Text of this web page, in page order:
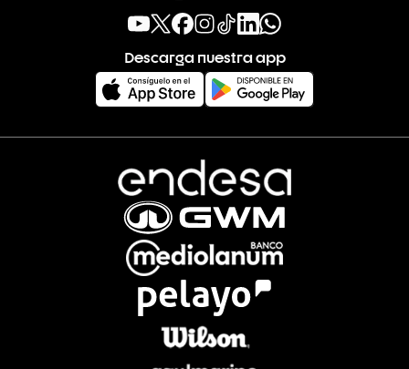
Descarga nuestra app